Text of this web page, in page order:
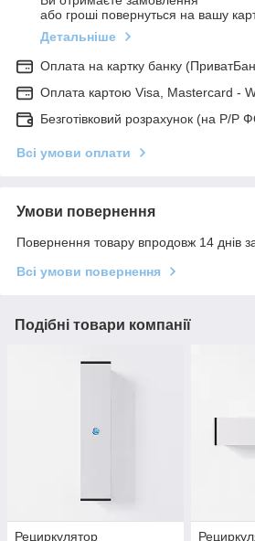
або гроші повернуться на вашу
Детальніше
Оплата на картку банку
Оплата картою Visa, Mastercard -
Безготівковий розрахунок (на Р/Р
Всі умови оплати
Умови повернення
Повернення товару впродовж 14 днів
Всі умови повернення
Подібні товари компанії
Рециркулятор